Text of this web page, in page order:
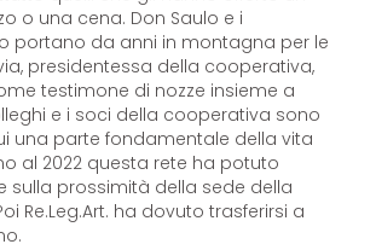
o una cena. Don Saulo e i
portano da anni in montagna per le
presidentessa della cooperativa,
testimone di nozze insieme a
e i soci della cooperativa sono
una parte fondamentale della vita
al 2022 questa rete ha potuto
sulla prossimità della sede della
Re.Leg.Art. ha dovuto trasferirsi a